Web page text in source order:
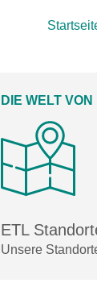
DIE WELT VON
ETL
Unsere